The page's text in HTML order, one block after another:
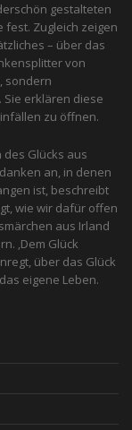
gestalteten
fest. Zugleich zeigen
– über das
von
sondern
erklären diese
zu öffnen.
Glücks aus
an, in denen
ist, beschreibt
wie wir dafür offen
aus Irland
‚Dem Glück
über das Glück
eigene Leben.